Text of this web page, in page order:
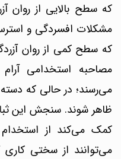
که سطح بالایی از روان
مشکلات افسردگی و
که سطح کمی از روان
مصاحبه استخدامی
می‌رسند؛ در حالی که
ظاهر شوند. سنجش این
کمک می‌کند از
می‌توانند از سختی